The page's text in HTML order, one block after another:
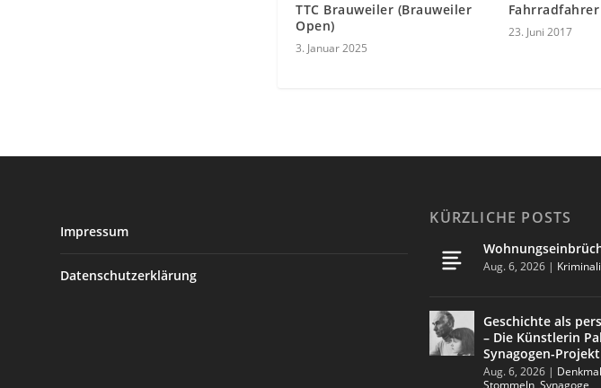
TTC Brauweiler (Brauweiler
Open)
3. Januar 2025
23. Juni 2017
Impressum
Datenschutzerklärung
KÜRZLICHE POSTS
Aug. 6, 2026 |
Geschichte als
– Die Künstlerin
Synagogen-
Aug. 6, 2026 | Denkmal